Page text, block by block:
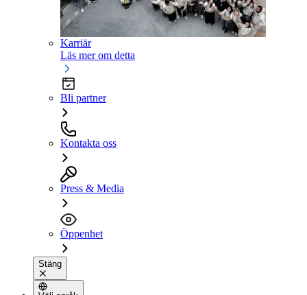
Karriär
Läs mer om detta
Bli partner
Kontakta oss
Press & Media
Öppenhet
Stäng